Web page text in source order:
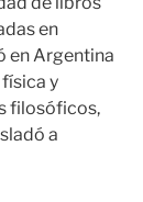
en
en Argentina
y
filosóficos,
a